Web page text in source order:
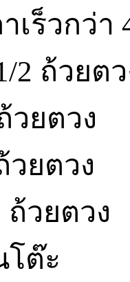
เร็วกว่า
2 ถ้วยต
วยตวง
วยตวง
ถ้วยตวง
โต๊ะ